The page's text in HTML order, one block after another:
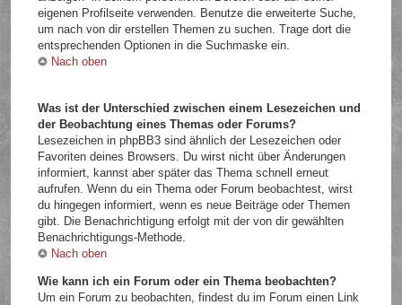
eigenen Profilseite verwenden. Benutze die erweiterte Suche,
um nach von dir erstellen Themen zu suchen. Trage dort die
entsprechenden Optionen in die Suchmaske ein.
Nach oben
Was ist der Unterschied zwischen einem Lesezeichen und
der Beobachtung eines Themas oder Forums?
Lesezeichen in phpBB3 sind ähnlich der Lesezeichen oder
Favoriten deines Browsers. Du wirst nicht über Änderungen
informiert, kannst aber später das Thema schnell erneut
aufrufen. Wenn du ein Thema oder Forum beobachtest, wirst
du hingegen informiert, wenn es neue Beiträge oder Themen
gibt. Die Benachrichtigung erfolgt mit der von dir gewählten
Benachrichtigungs-Methode.
Nach oben
Wie kann ich ein Forum oder ein Thema beobachten?
Um ein Forum zu beobachten, findest du im Forum einen Link